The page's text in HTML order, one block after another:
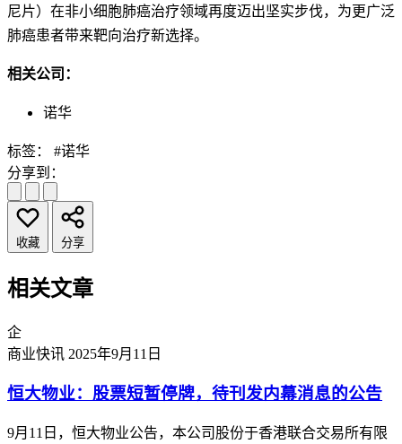
尼片）在非小细胞肺癌治疗领域再度迈出坚实步伐，为更广泛
肺癌患者带来靶向治疗新选择。
相关公司：
诺华
标签：
#诺华
分享到：
收藏 分享
相关文章
企
商业快讯 2025年9月11日
恒大物业：股票短暂停牌，待刊发内幕消息的公告
9月11日，恒大物业公告，本公司股份于香港联合交易所有限